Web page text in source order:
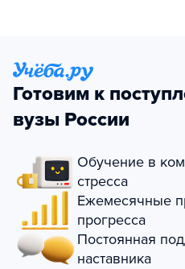
Готовим к
вузы России
Обучение в
стресса
Ежемесячные
прогресса
Постоянная
наставника